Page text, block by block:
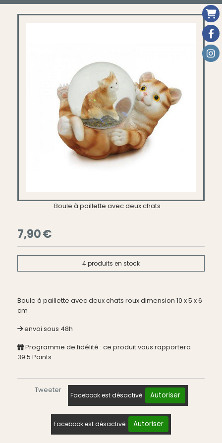
Boule à paillette avec deux chats
7,90€
4produits en stock
Boule à paillette avec deux chats roux dimension 10 x 5 x 6
cm
envoi sous 48h
Programme de fidélité : ce produit vous rapportera
39.5 Points.
Tweeter
Facebook est désactivé. Autoriser
Facebook est désactivé. Autoriser